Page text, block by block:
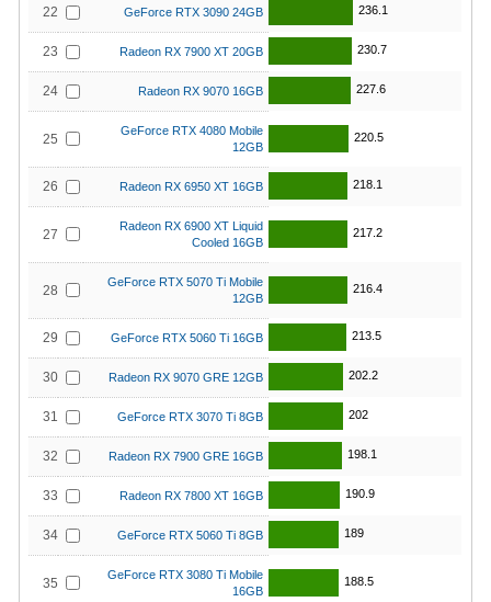
22 GeForce RTX 3090 24GB 236.1
23 Radeon RX 7900 XT 20GB 230.7
24 Radeon RX 9070 16GB 227.6
25
GeForce RTX 4080 Mobile
12GB
220.5
26 Radeon RX 6950 XT 16GB 218.1
27
Radeon RX 6900 XT Liquid
Cooled 16GB
217.2
28
GeForce RTX 5070 Ti Mobile
12GB
216.4
29 GeForce RTX 5060 Ti 16GB 213.5
30 Radeon RX 9070 GRE 12GB 202.2
31 GeForce RTX 3070 Ti 8GB 202
32 Radeon RX 7900 GRE 16GB 198.1
33 Radeon RX 7800 XT 16GB 190.9
34 GeForce RTX 5060 Ti 8GB 189
35
GeForce RTX 3080 Ti Mobile
16GB
188.5